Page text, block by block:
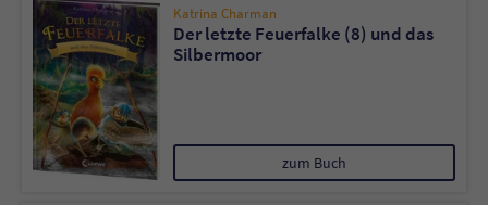
Katrina Charman
Der letzte Feuerfalke (8) und das
Silbermoor
zum Buch